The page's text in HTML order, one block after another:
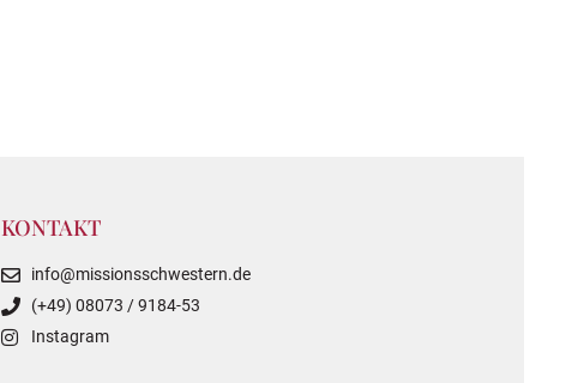
KONTAKT
info@missionsschwestern.de
(+49) 08073 / 9184-53
Instagram